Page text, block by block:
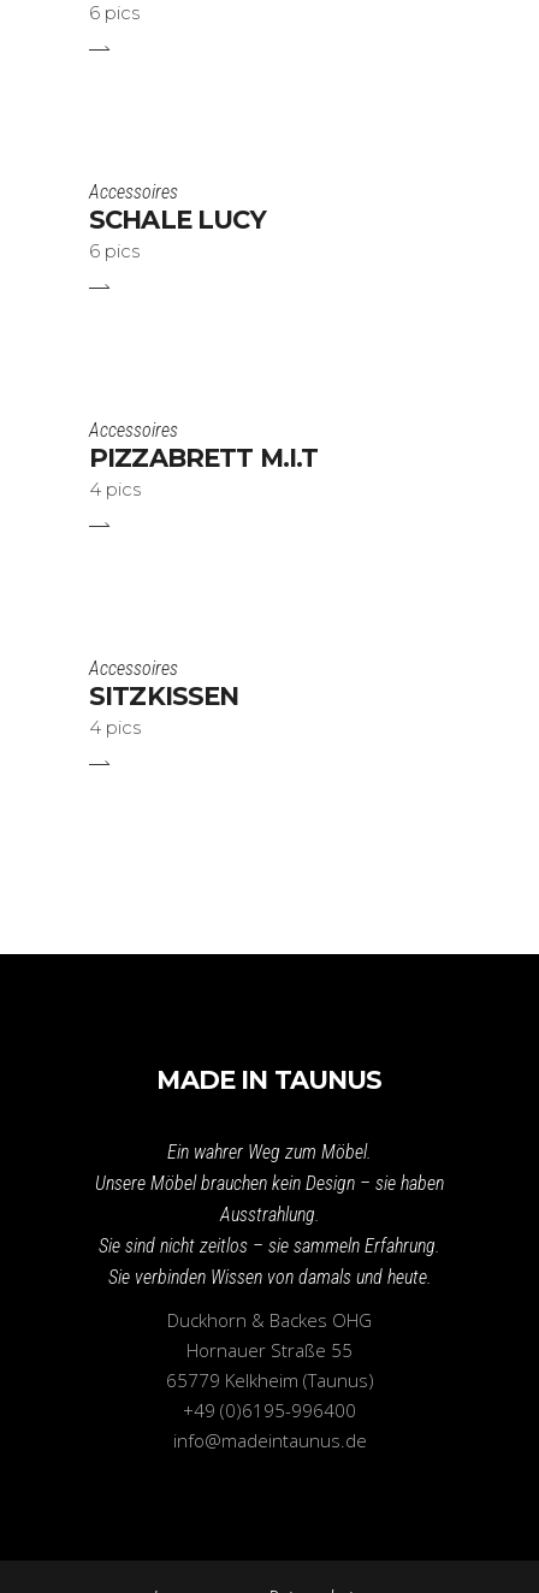
6 pics
Accessoires
SCHALE LUCY
6 pics
Accessoires
PIZZABRETT M.I.T
4 pics
Accessoires
SITZKISSEN
4 pics
MADE IN TAUNUS
Ein wahrer Weg zum Möbel.
Unsere Möbel brauchen kein Design – sie haben
Ausstrahlung.
Sie sind nicht zeitlos – sie sammeln Erfahrung.
Sie verbinden Wissen von damals und heute.
Duckhorn & Backes OHG
Hornauer Straße 55
65779 Kelkheim (Taunus)
+49 (0)6195-996400
info@madeintaunus.de